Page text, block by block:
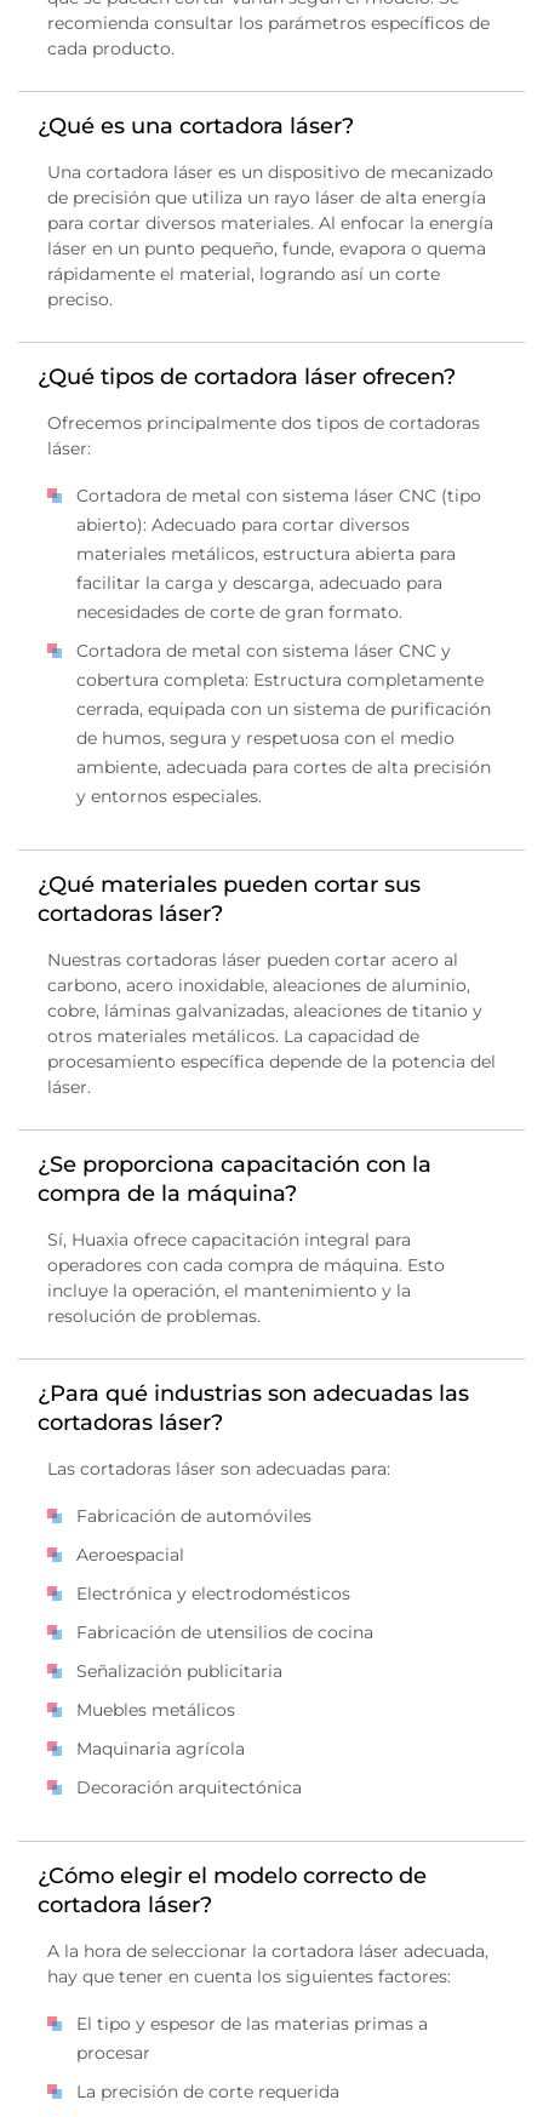
recomienda consultar los parámetros específicos de
cada producto.
¿Qué es una cortadora láser?
Una cortadora láser es un dispositivo de mecanizado
de precisión que utiliza un rayo láser de alta energía
para cortar diversos materiales. Al enfocar la energía
láser en un punto pequeño, funde, evapora o quema
rápidamente el material, logrando así un corte
preciso.
¿Qué tipos de cortadora láser ofrecen?
Ofrecemos principalmente dos tipos de cortadoras
láser:
Cortadora de metal con sistema láser CNC (tipo
abierto): Adecuado para cortar diversos
materiales metálicos, estructura abierta para
facilitar la carga y descarga, adecuado para
necesidades de corte de gran formato.
Cortadora de metal con sistema láser CNC y
cobertura completa: Estructura completamente
cerrada, equipada con un sistema de purificación
de humos, segura y respetuosa con el medio
ambiente, adecuada para cortes de alta precisión
y entornos especiales.
¿Qué materiales pueden cortar sus
cortadoras láser?
Nuestras cortadoras láser pueden cortar acero al
carbono, acero inoxidable, aleaciones de aluminio,
cobre, láminas galvanizadas, aleaciones de titanio y
otros materiales metálicos. La capacidad de
procesamiento específica depende de la potencia del
láser.
¿Se proporciona capacitación con la
compra de la máquina?
Sí, Huaxia ofrece capacitación integral para
operadores con cada compra de máquina. Esto
incluye la operación, el mantenimiento y la
resolución de problemas.
¿Para qué industrias son adecuadas las
cortadoras láser?
Las cortadoras láser son adecuadas para:
Fabricación de automóviles
Aeroespacial
Electrónica y electrodomésticos
Fabricación de utensilios de cocina
Señalización publicitaria
Muebles metálicos
Maquinaria agrícola
Decoración arquitectónica
¿Cómo elegir el modelo correcto de
cortadora láser?
A la hora de seleccionar la cortadora láser adecuada,
hay que tener en cuenta los siguientes factores:
El tipo y espesor de las materias primas a
procesar
La precisión de corte requerida